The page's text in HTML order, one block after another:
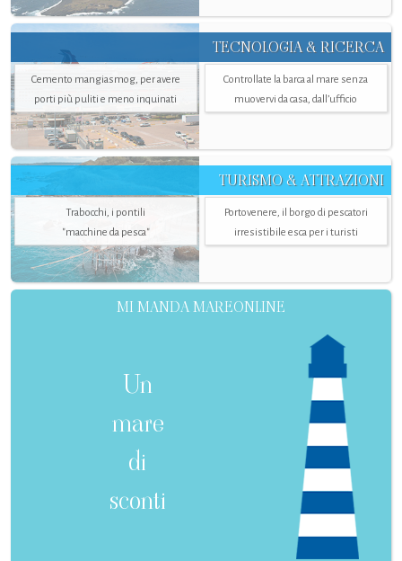
TECNOLOGIA & RICERCA
Cemento mangiasmog, per avere
porti più puliti e meno inquinati
Controllate la barca al mare senza
muovervi da casa, dall’ufficio
TURISMO & ATTRAZIONI
Trabocchi, i pontili
"macchine da pesca"
Portovenere, il borgo di pescatori
irresistibile esca per i turisti
MI MANDA MAREONLINE
Un
mare
di
sconti